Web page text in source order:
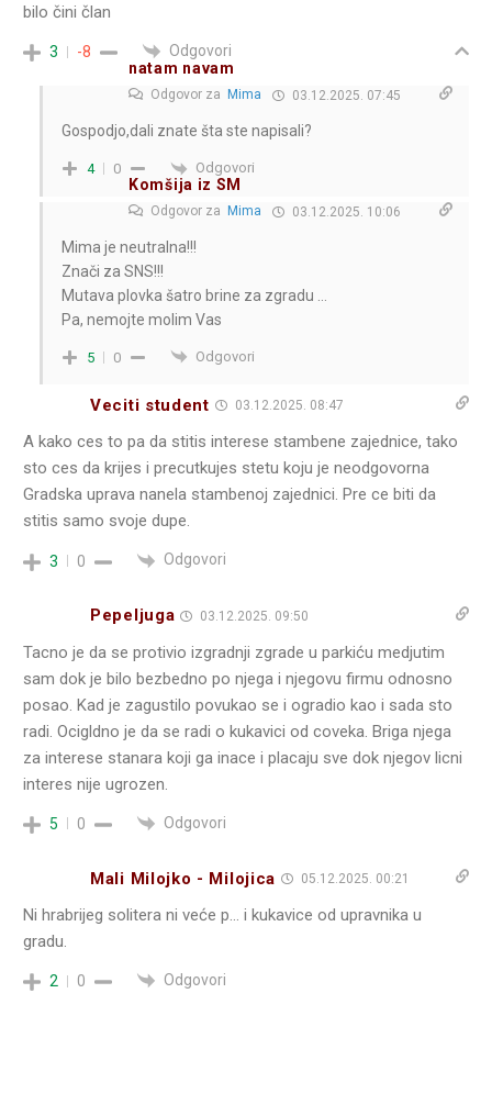
bilo čini član
3 -8
Odgovori
natam navam
Odgovor za Mima 03.12.2025. 07:45
Gospodjo,dali znate šta ste napisali?
4 0 Odgovori
Komšija iz SM
Odgovor za Mima 03.12.2025. 10:06
Mima je neutralna!!!
Znači za SNS!!!
Mutava plovka šatro brine za zgradu …
Pa, nemojte molim Vas
5 0 Odgovori
Veciti student 03.12.2025. 08:47
A kako ces to pa da stitis interese stambene zajednice, tako
sto ces da krijes i precutkujes stetu koju je neodgovorna
Gradska uprava nanela stambenoj zajednici. Pre ce biti da
stitis samo svoje dupe.
3 0 Odgovori
Pepeljuga 03.12.2025. 09:50
Tacno je da se protivio izgradnji zgrade u parkiću medjutim
sam dok je bilo bezbedno po njega i njegovu firmu odnosno
posao. Kad je zagustilo povukao se i ogradio kao i sada sto
radi. Ocigldno je da se radi o kukavici od coveka. Briga njega
za interese stanara koji ga inace i placaju sve dok njegov licni
interes nije ugrozen.
5 0 Odgovori
Mali Milojko - Milojica 05.12.2025. 00:21
Ni hrabrijeg solitera ni veće p… i kukavice od upravnika u
gradu.
2 0 Odgovori